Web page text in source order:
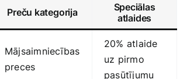
Preču kategorija
Speciālas
atlaides
Mājsaimniecības
preces
20% atlaide
uz pirmo
pasūtījumu